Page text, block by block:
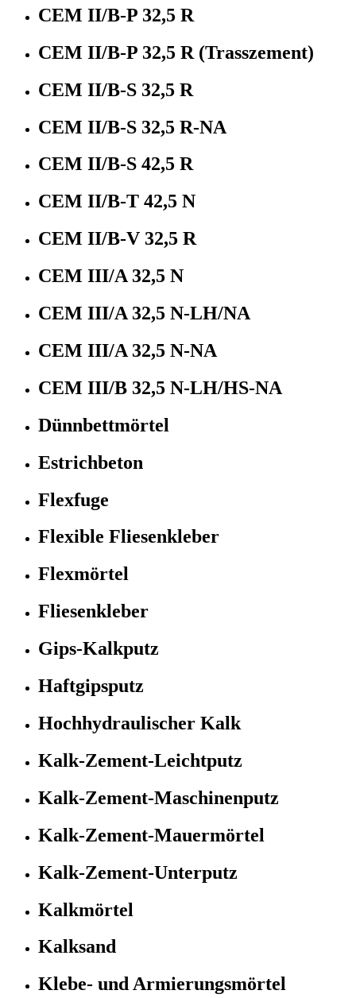
CEM II/B-P 32,5 R
CEM II/B-P 32,5 R (Trasszement)
CEM II/B-S 32,5 R
CEM II/B-S 32,5 R-NA
CEM II/B-S 42,5 R
CEM II/B-T 42,5 N
CEM II/B-V 32,5 R
CEM III/A 32,5 N
CEM III/A 32,5 N-LH/NA
CEM III/A 32,5 N-NA
CEM III/B 32,5 N-LH/HS-NA
Dünnbettmörtel
Estrichbeton
Flexfuge
Flexible Fliesenkleber
Flexmörtel
Fliesenkleber
Gips-Kalkputz
Haftgipsputz
Hochhydraulischer Kalk
Kalk-Zement-Leichtputz
Kalk-Zement-Maschinenputz
Kalk-Zement-Mauermörtel
Kalk-Zement-Unterputz
Kalkmörtel
Kalksand
Klebe- und Armierungsmörtel